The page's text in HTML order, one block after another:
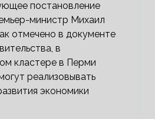
постановление
министр Михаил
отмечено в документе
в
кластере в Перми
реализовывать
экономики